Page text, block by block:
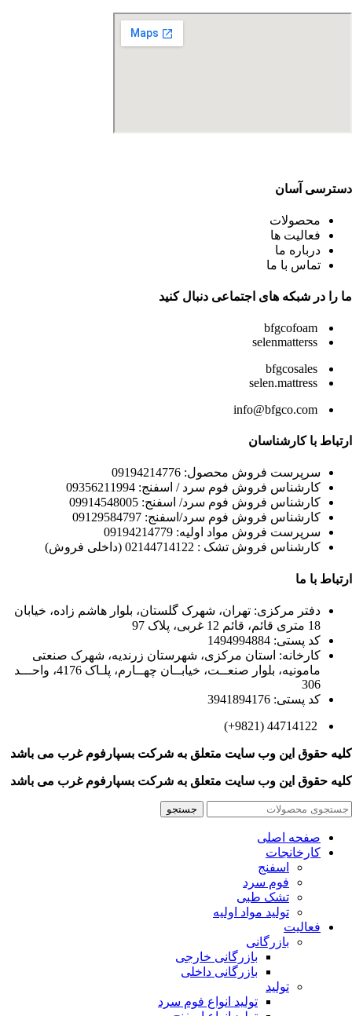
دسترسی آسان
محصولات
فعالیت ها
درباره ما
تماس با ما
ما را در شبکه های اجتماعی دنبال کنید
bfgcofoam
selenmatterss
bfgcosales
selen.mattress
info@bfgco.com
ارتباط با کارشناسان
سرپرست فروش محصول: 09194214776
کارشناس فروش فوم سرد / اسفنج: 09356211994
کارشناس فروش فوم سرد/ اسفنج: 09914548005
کارشناس فروش فوم سرد/اسفنج: 09129584797
سرپرست فروش مواد اولیه: 09194214779
کارشناس فروش تشک : 02144714122 (داخلی فروش)
ارتباط با ما
دفتر مرکزی: تهران، شهرک گلستان، بلوار هاشم زاده، خیابان
18 متری قائم، قائم 12 غربی، پلاک 97
کد پستی: 1494994884
کارخانه: استان مرکزی، شهرستان زرندیه، شهرک صنعتی
مامونیه، بلوار صنعــت، خیابــان چهــارم، پلـاک 4176، واحـــد
306
کد پستی: 3941894176
44714122 (9821+)
کلیه حقوق این وب سایت متعلق به شرکت بسپارفوم غرب می باشد
کلیه حقوق این وب سایت متعلق به شرکت بسپارفوم غرب می باشد
جستجو
صفحه اصلی
کارخانجات
اسفنج
فوم سرد
تشک طبی
تولید مواد اولیه
فعالیت
بازرگانی
بازرگانی خارجی
بازرگانی داخلی
تولید
تولید انواع فوم سرد